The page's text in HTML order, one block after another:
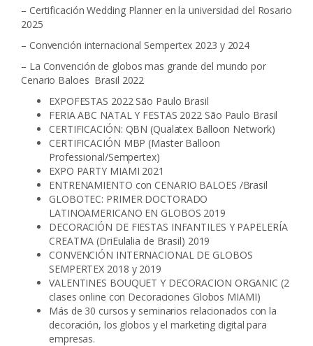
– Certificación Wedding Planner en la universidad del Rosario
2025
– Convención internacional Sempertex 2023 y 2024
– La Convención de globos mas grande del mundo por
Cenario Baloes Brasil 2022
EXPOFESTAS 2022 São Paulo Brasil
FERIA ABC NATAL Y FESTAS 2022 São Paulo Brasil
CERTIFICACIÓN: QBN (Qualatex Balloon Network)
CERTIFICACIÓN MBP (Master Balloon
Professional/Sempertex)
EXPO PARTY MIAMI 2021
ENTRENAMIENTO con CENARIO BALOES /Brasil
GLOBOTEC: PRIMER DOCTORADO
LATINOAMERICANO EN GLOBOS 2019
DECORACIÓN DE FIESTAS INFANTILES Y PAPELERÍA
CREATIVA (DriEulalia de Brasil) 2019
CONVENCIÓN INTERNACIONAL DE GLOBOS
SEMPERTEX 2018 y 2019
VALENTINES BOUQUET Y DECORACION ORGANIC (2
clases online con Decoraciones Globos MIAMI)
Más de 30 cursos y seminarios relacionados con la
decoración, los globos y el marketing digital para
empresas.